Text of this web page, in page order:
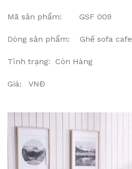
Mã sản phẩm: GSF 009
Dòng sản phẩm: Ghế sofa cafe
Tình trạng: Còn Hàng
Giá: VNĐ